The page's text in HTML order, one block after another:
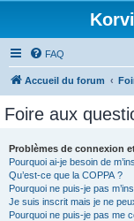
FAQ
Accueil du forum
Foire aux
Problèmes de connexion
Pourquoi ai-je besoin de
Qu’est-ce que la COPPA ?
Pourquoi ne puis-je pas
Je suis inscrit mais je ne
Pourquoi ne puis-je pas me